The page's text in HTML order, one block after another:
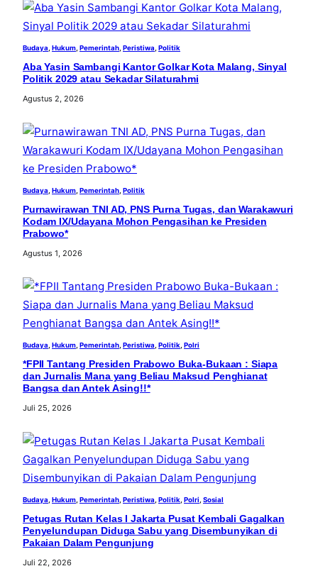
Budaya Hukum Pemerintah Peristiwa Politik
Aba Yasin Sambangi Kantor Golkar Kota Malang, Sinyal
Politik 2029 atau Sekadar Silaturahmi
Agustus 2, 2026
Budaya Hukum Pemerintah Politik
Purnawirawan TNI AD, PNS Purna Tugas, dan Warakawuri
Kodam IX/Udayana Mohon Pengasihan ke Presiden
Prabowo*
Agustus 1, 2026
Budaya Hukum Pemerintah Peristiwa Politik Polri
*FPII Tantang Presiden Prabowo Buka-Bukaan : Siapa
dan Jurnalis Mana yang Beliau Maksud Penghianat
Bangsa dan Antek Asing!!*
Juli 25, 2026
Budaya Hukum Pemerintah Peristiwa Politik Polri Sosial
Petugas Rutan Kelas I Jakarta Pusat Kembali Gagalkan
Penyelundupan Diduga Sabu yang Disembunyikan di
Pakaian Dalam Pengunjung
Juli 22, 2026